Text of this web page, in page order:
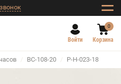
Войти
0
Корзина
/ BC-108-20 / Р-Н-023-18